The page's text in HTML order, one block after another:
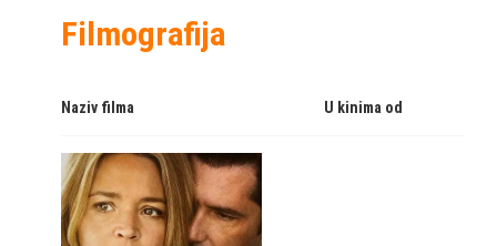
Filmografija
Naziv filma U kinima od